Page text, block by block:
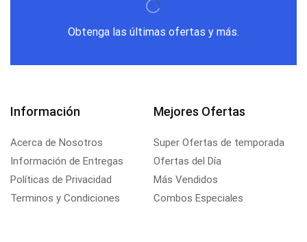
Obtenga las últimas ofertas y más.
Información
Acerca de Nosotros
Información de Entregas
Políticas de Privacidad
Terminos y Condiciones
Mejores Ofertas
Super Ofertas de temporada
Ofertas del Día
Más Vendidos
Combos Especiales